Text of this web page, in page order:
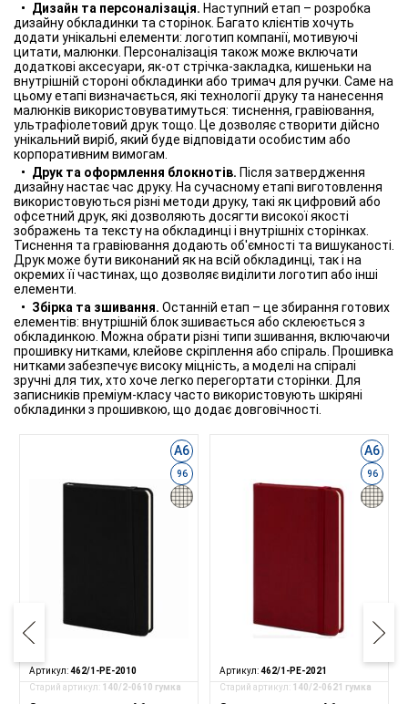
Дизайн та персоналізація. Наступний етап – розробка
дизайну обкладинки та сторінок. Багато клієнтів хочуть
додати унікальні елементи: логотип компанії, мотивуючі
цитати, малюнки. Персоналізація також може включати
додаткові аксесуари, як-от стрічка-закладка, кишеньки на
внутрішній стороні обкладинки або тримач для ручки. Саме на
цьому етапі визначається, які технології друку та нанесення
малюнків використовуватимуться: тиснення, гравіювання,
ультрафіолетовий друк тощо. Це дозволяє створити дійсно
унікальний виріб, який буде відповідати особистим або
корпоративним вимогам.
Друк та оформлення блокнотів. Після затвердження
дизайну настає час друку. На сучасному етапі виготовлення
використовуються різні методи друку, такі як цифровий або
офсетний друк, які дозволяють досягти високої якості
зображень та тексту на обкладинці і внутрішніх сторінках.
Тиснення та гравіювання додають об'ємності та вишуканості.
Друк може бути виконаний як на всій обкладинці, так і на
окремих її частинах, що дозволяє виділити логотип або інші
елементи.
Збірка та зшивання. Останній етап – це збирання готових
елементів: внутрішній блок зшивається або склеюється з
обкладинкою. Можна обрати різні типи зшивання, включаючи
прошивку нитками, клейове скріплення або спіраль. Прошивка
нитками забезпечує високу міцність, а моделі на спіралі
зручні для тих, хто хоче легко перегортати сторінки. Для
записників преміум-класу часто використовують шкіряні
обкладинки з прошивкою, що додає довговічності.
А6
96
Артикул:462/1-PE-2010
Старий артикул: 140/2-0610 гумка
А6
96
Артикул:462/1-PE-2021
Старий артикул: 140/2-0621 гумка